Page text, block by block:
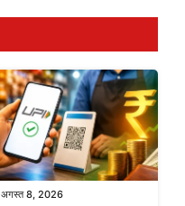
अगस्त 8, 2026